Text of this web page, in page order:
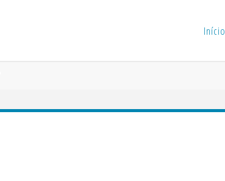
Início